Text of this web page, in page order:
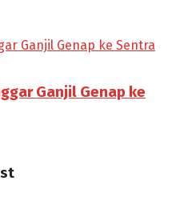
Ganjil Genap ke